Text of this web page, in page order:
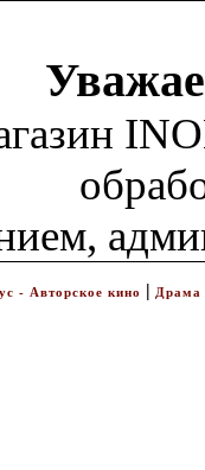
- Авторское кино | Драма